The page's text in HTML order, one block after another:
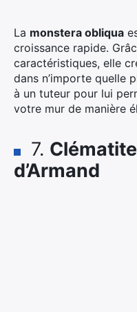
La monstera obliqua
croissance rapide.
caractéristiques, elle
dans n’importe quelle
à un tuteur pour lui
votre mur de manière
7.
d’Armand